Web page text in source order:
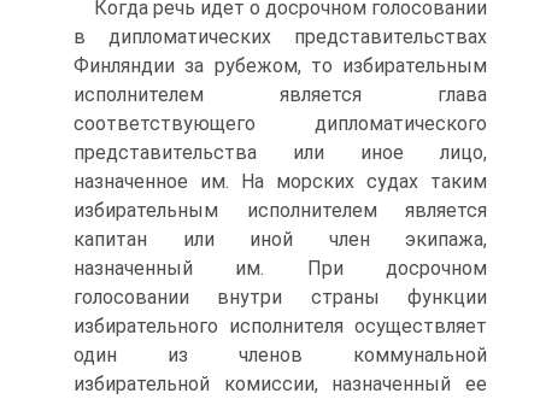
Когда речь идет о досрочном голосовании
в дипломатических представительствах
Финляндии за рубежом, то избирательным
исполнителем является глава
соответствующего дипломатического
представительства или иное лицо,
назначенное им. На морских судах таким
избирательным исполнителем является
капитан или иной член экипажа,
назначенный им. При досрочном
голосовании внутри страны функции
избирательного исполнителя осуществляет
один из членов коммунальной
избирательной комиссии, назначенный ее